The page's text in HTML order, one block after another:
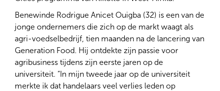
Benewinde Rodrigue Anicet Ouigba (32) is een van de
jonge ondernemers die zich op de markt waagt als
agri-voedselbedrijf, tien maanden na de lancering van
Generation Food. Hij ontdekte zijn passie voor
agribusiness tijdens zijn eerste jaren op de
universiteit. “In mijn tweede jaar op de universiteit
merkte ik dat handelaars veel verlies leden op